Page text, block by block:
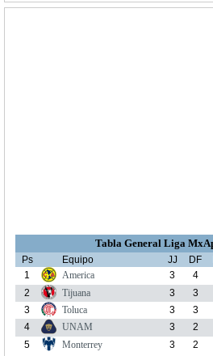
Tabla General Liga
Ps Equipo JJ DF
1
America 3 4
2
Tijuana 3 3
3
Toluca 3 3
4
UNAM 3 2
5
Monterrey 3 2